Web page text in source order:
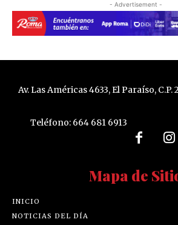
- Advertisement -
Av. Las Américas 4633, El Paraíso, C.P.
Teléfono: 664 681 6913
Mapa de
INICIO
NOTICIAS DEL DÍA